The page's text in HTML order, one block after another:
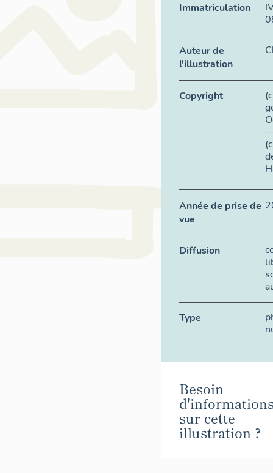
Immatriculation
Auteur de
l'illustration
Copyright
Année de prise de
vue
Diffusion
Type
Besoin
sur cette
illustration ?